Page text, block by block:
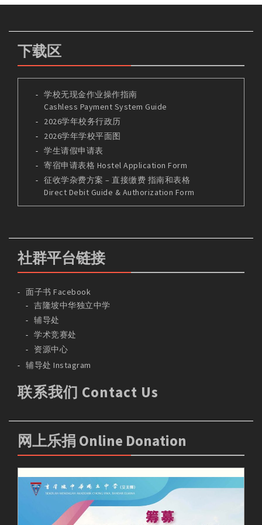
下载区
学校无现金作业操作指南
Cashless Payment System Guide
2026学年校务行政历
2026学年学校平面图
学生请假申请表
寄宿申请表格 Hostel Application Form
征收学杂费方案 – 直接缴费 指南和表格
Direct Debit Guide & Authorization Form
社群平台链接
面子书 Facebook
吉隆坡中华独立中学
辅导处
学术竞赛处
资源中心
辅导处 Instagram
联系我们 Contact Us
网上乐捐 Online Donation